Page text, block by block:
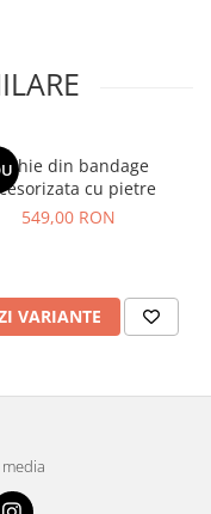
din bandage
cu pietre
549,00 RON
VARIANTE